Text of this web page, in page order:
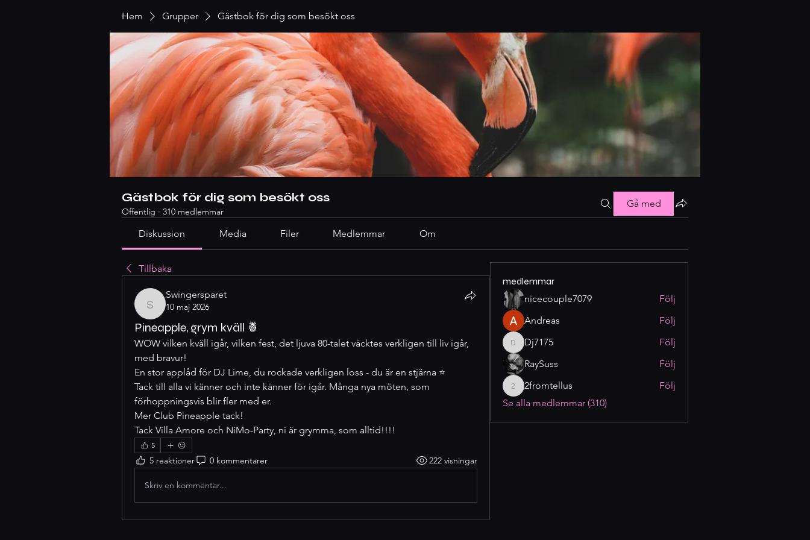
Hem Grupper Gästbok för dig som besökt oss
Gästbok för dig som besökt oss
Offentlig · 310 medlemmar
Gå med
Diskussion Media Filer Medlemmar Om
Tillbaka
Swingersparet
Swingersparet
10 maj 2026
Pineapple, grym kväll 🍍
WOW vilken kväll igår, vilken fest, det ljuva 80-talet väcktes verkligen till liv igår,
med bravur!
En stor applåd för DJ Lime, du rockade verkligen loss - du är en stjärna ⭐️
Tack till alla vi känner och inte känner för igår. Många nya möten, som
förhoppningsvis blir fler med er.
Mer Club Pineapple tack!
Tack Villa Amore och NiMo-Party, ni är grymma, som alltid!!!!
5
5 reaktioner 0 kommentarer 222 visningar
Skriv en kommentar...
medlemmar
nicecouple7079
Följ
Andreas
Följ
Dj7175
Dj7175
Följ
RaySuss
Följ
2fromtellus
2fromtellus
Följ
Se alla medlemmar (310)